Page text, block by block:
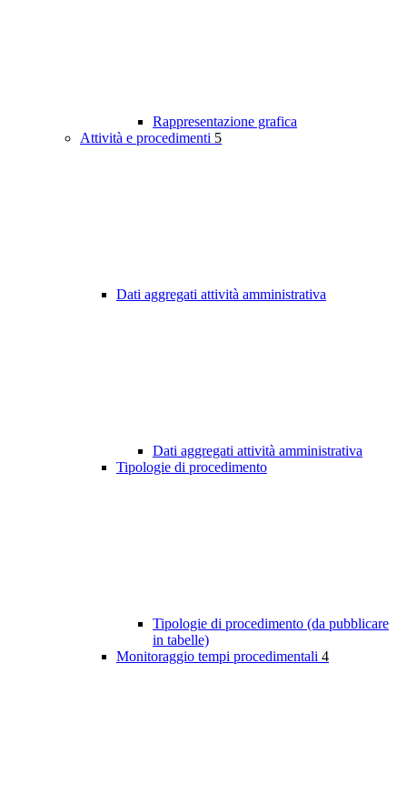
Rappresentazione grafica
Attività e procedimenti 5
Dati aggregati attività amministrativa
Dati aggregati attività amministrativa
Tipologie di procedimento
Tipologie di procedimento (da pubblicare
in tabelle)
Monitoraggio tempi procedimentali 4